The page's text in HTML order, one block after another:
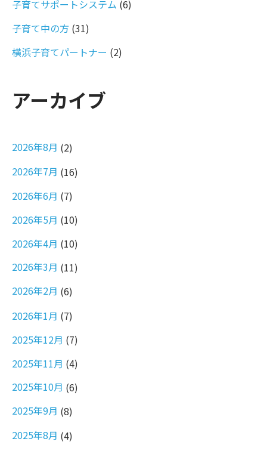
子育てサポートシステム (6)
子育て中の方 (31)
横浜子育てパートナー (2)
アーカイブ
2026年8月 (2)
2026年7月 (16)
2026年6月 (7)
2026年5月 (10)
2026年4月 (10)
2026年3月 (11)
2026年2月 (6)
2026年1月 (7)
2025年12月 (7)
2025年11月 (4)
2025年10月 (6)
2025年9月 (8)
2025年8月 (4)